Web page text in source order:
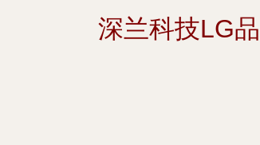
深兰科技LG